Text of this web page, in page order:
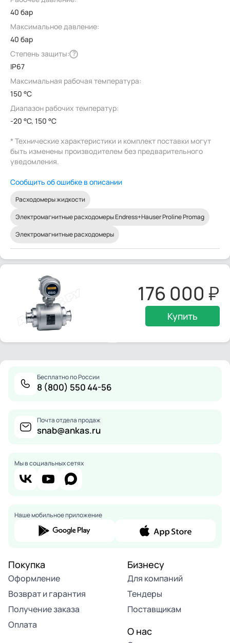
40 бар
Максимальное давление:
40 бар
Степень защиты: ?
IP67
Максимальная рабочая температура:
150 °C
Диапазон рабочих температур:
-20 °C, 150 °C
* Технические характеристики и комплект поставки могут
быть изменены производителем без предварительного
уведомления.
Сообщить об ошибке в описании
Расходомеры жидкости
Электромагнитные расходомеры Endress+Hauser Proline Promag
Электромагнитные расходомеры
176 000
Купить
Бесплатно по России
8 (800) 550 44-56
Почта отдела продаж
snab@ankas.ru
Мы в социальных сетях
Наше мобильное приложение
Покупка
Оформление
Возврат и гарантия
Получение заказа
Оплата
Бизнесу
Для компаний
Тендеры
Поставщикам
О нас